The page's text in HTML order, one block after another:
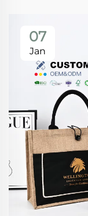
07
Jan